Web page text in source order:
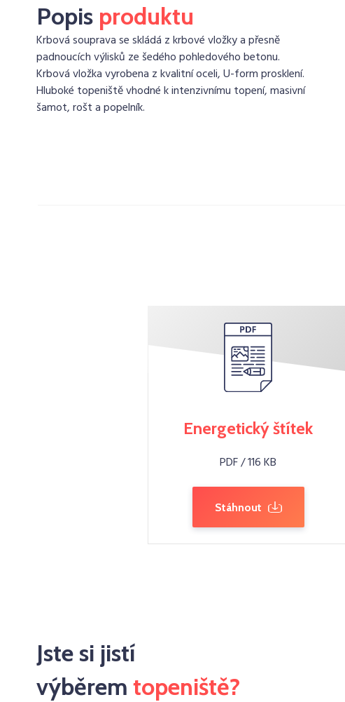
Popis produktu
Krbová souprava se skládá z krbové vložky a přesně
padnoucích výlisků ze šedého pohledového betonu.
Krbová vložka vyrobena z kvalitní oceli, U-form prosklení.
Hluboké topeniště vhodné k intenzivnímu topení, masivní
šamot, rošt a popelník.
Energetický štítek
PDF / 116 KB
Stáhnout
Jste si jistí
výběrem topeniště?